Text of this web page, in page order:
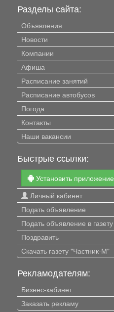
Разделы сайта:
Объявления
Новости
Компании
Афиша
Расписание занятий
Расписание автобусов
Погода
Контакты
Наши вакансии
Быстрые ссылки:
Установить приложение
Личный кабинет
Подать объявление
Подать объявление в газету
Поздравить
Скачать газету "Частник-М"
Рекламодателям:
Бизнес-кабинет
Заказать рекламу